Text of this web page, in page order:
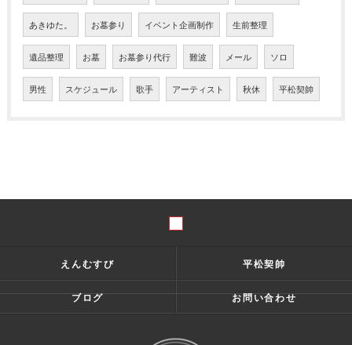
あきゆた。 お墓参り イベント企画制作 生前整理
遺品整理 お墓 お墓参り代行 難波 メール ソロ
男性 スケジュール 歌手 アーティスト 秋休 平松契帥
えんむすび 平松契帥
ブログ お問い合わせ